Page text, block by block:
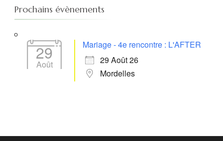
Prochains évènements
29
Août
Mariage - 4e rencontre : L'AFTER
29 Août 26
Mordelles